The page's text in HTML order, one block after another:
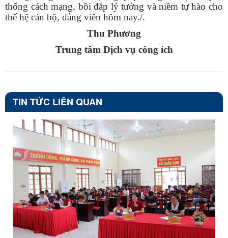
thống cách mạng, bồi đắp lý tưởng và niềm tự hào cho
thế hệ cán bộ, đảng viên hôm nay./.
Thu Phương
Trung tâm Dịch vụ công ích
TIN TỨC LIÊN QUAN